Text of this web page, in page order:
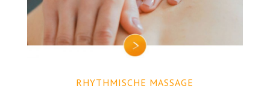
RHYTHMISCHE MASSAGE